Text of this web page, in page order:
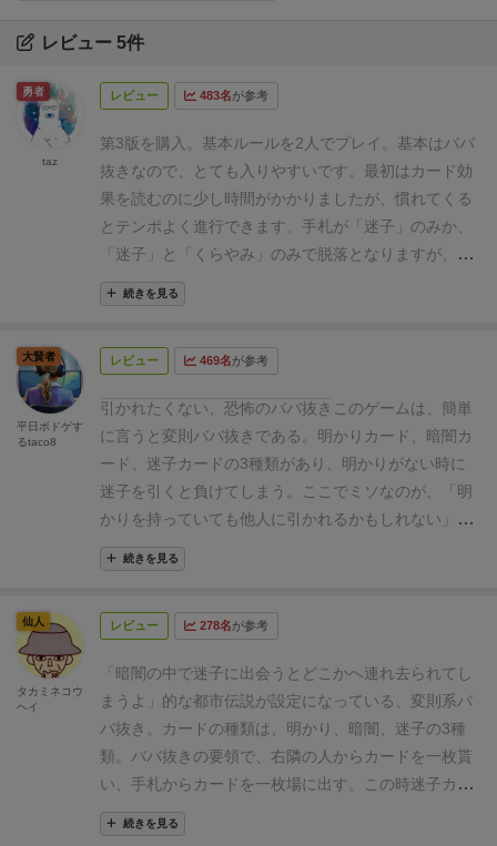
レビュー 5件
レビュー 483名が参考
第3版を購入。基本ルールを2人でプレイ。 基本はババ
抜きなので、とても入りやすいです。 最初はカード効
果を読むのに少し時間がかかりましたが、 慣れてくる
とテンポよく進行できます。 手札が「迷子」のみか、
「迷子」と「くらやみ」のみで脱落となりますが、
「迷子」は場に出せないので、怪異にまとわりつかれ
るじっとりとした緊張感を味わえます。
ます。壊れた街灯路の通りを一気に駆け抜けたと思っ
見えて一息ついたところ
踏切で突然「迷子」に連れて
いかれる…ホラー感が良い塩梅で非常によくできたゲ
ームだと思います。
第3版から追加カードが2枚追加さ
れています。 2人プレイで「黒崎さん」を出されると
かなり厳しいですね。追加カードは入れたり入れなか
ったりして遊んでいます。
続きを見る
勇者
taz
レビュー 469名が参考
引かれたくない、恐怖のババ抜き このゲームは、簡単
に言うと 変則ババ抜き である。明かりカード、暗闇カ
ード、迷子カードの3種類があり、明かりがない時に
迷子を引くと負けてしまう。
ここでミソなのが、「明
かりを持っていても他人に引かれるかもしれない」と
いうところ。うっかり油断すると、迷子を引くのと明
かりが無くなるのがほぼ同時に発生し、一気に転落す
るのだが、明かりカードは効果が強い。よって使うな
うシンプルなジレンマが生まれるのが絶妙。 4人でプ
レイした場合、1人だけ早くに上がってしまうことが
あり、また3枚しか迷子がいないこともあって、個人
的には3人プレイがオススメ。 ジャパニーズホラー独
特の、鳥肌が立つような怖さをババ抜きで感じること
が出来るゲーム。内容とコンセプトが完璧にマッチし
続きを見る
大賢者
平日ボドゲす
るtaco8
レビュー 278名が参考
「暗闇の中で迷子に出会うとどこかへ連れ去られてし
まうよ」的な都市伝説が設定になっている、変則系バ
バ抜き。
カードの種類は、明かり、暗闇、迷子の3種
類。 ババ抜きの要領で、右隣の人からカードを一枚貰
い、手札からカードを一枚場に出す。
この時迷子カー
ドは場に出せない。
になったらそのラウンドは脱落。ライフを失う。
続きを見る
仙人
タカミネコウ
ヘイ